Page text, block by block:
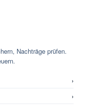
Nachträge prüfen.
›
›